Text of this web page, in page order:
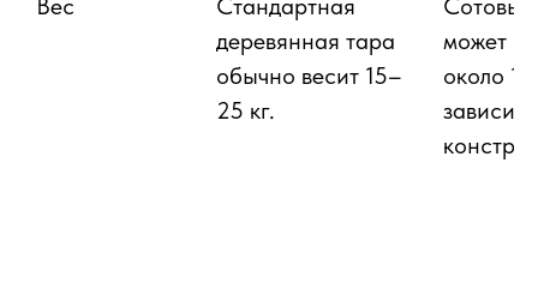
Вес
Стандартная
деревянная тара
обычно весит 15–
25 кг.
может
около